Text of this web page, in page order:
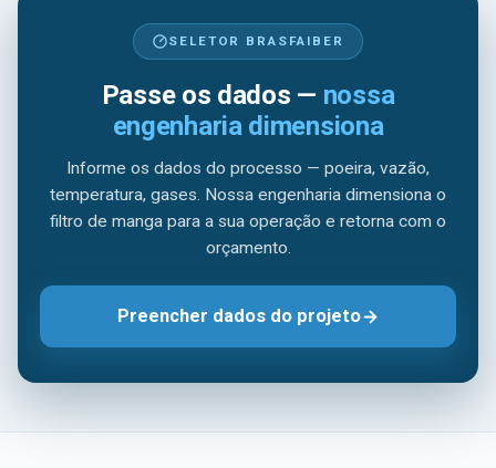
SELETOR BRASFAIBER
Passe os dados — nossa
engenharia dimensiona
Informe os dados do processo — poeira, vazão,
temperatura, gases. Nossa engenharia dimensiona o
filtro de manga para a sua operação e retorna com o
orçamento.
Preencher dados do projeto